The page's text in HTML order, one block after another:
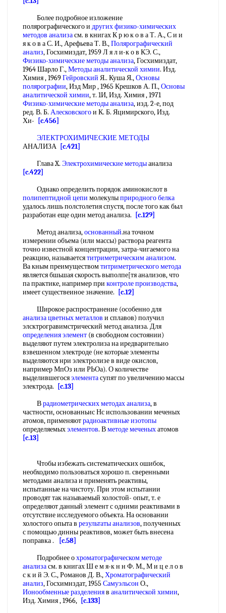
Более подробное изложение
полярографического и других физико-химических
методов анализасм. в книгах К р ю к о в а Т. А., С и и
я к о в а С. И., Арефьева Т. В.,Полярографический
анализ, Госхимиздат, 1959 Л я л и-к о в КЭ. С.,
Физико-химические методы анализа, Госхимиздат,
1964 Шарло Г.,Методы аналитической химии. Изд.
Химия , 1969Гейровский Я.. Куша Я.,Основы
полярографии, Изд Мир , 1965 Крешков А. П.,Основы
аналитической химии, т. 1И, Изд. Химия , 1971
Физико-химические методы анализа, изд. 2-е, под
ред. В. Б. Алесковскогои К. Б. Яцимирского, Изд.
Хи-
[c.456]
ЭЛЕКТРОХИМИЧЕСКИЕ МЕТОДЫ
АНАЛИЗА [c.421]
Глава X. Электрохимические методыанализа
[c.422]
Однако определить порядок аминокислот в
полипептидной цепи молекулыприродного белка
удалось лишь полстолетия спустя, после того как был
разработан еще один метод анализа.
[c.129]
Метод анализа,основанный.на точном
измерении объема (или массы) раствора реагента
точно известной концентрации, затра-чигаемого на
реакцию, называетсятитриметрическим анализом.
Ва кным преимуществомтитриметрического метода
является бшьшая скорость выполпе[тя анализов, что
па практике, например при контроле производства,
имеет существеиное значение.
[c.12]
Широкое распространение (особенно для
анализа цветных металлов и сплавов) получил
элсктрогравимстрический метод анализа. Для
определения элемент (в свободном состоянии)
выделяют путем электролиза на иредварительио
взвешенном электроде (не которые элементы
выделяются нри электролизе в виде окислов,
например МпОз или РЬОа). О количестве
выделившегосяэлементасупят по увеличению массы
электрода.
[c.13]
Врадиометрических методах анализа, в
частности, основанньис Нс использовании меченых
атомов, применяютрадиоактивные изотопы
определяемыхэлементов. Вметоде меченыхатомов
[c.13]
Чтобы избежать систематических ошибок,
необходимо пользоваться хорошо п. сверенными
методами анализа и применять реактивы,
испытанные на чистоту. При этом испытании
проводят так называемый холостой- опыт, т. е
определяют данный элемент с одними реактивами в
отсутствие исследуемого объекта. На основании
холостого опыта в результаты анализов, полученных
с помощью динны реактивов, может быть внесена
поправка .
[c.58]
Подробнее охроматографическом методе
анализасм. в книгах Ш е м я-к н н Ф. М., М и ц е л о в
с к и й Э. С., Романов Д. В.,Хроматографический
анализ, Госхимнздат, 1955 Самуэльсон О.,
Ионообменные разделенияв аналитической химии,
Изд. Химия , 1966, [c.133]